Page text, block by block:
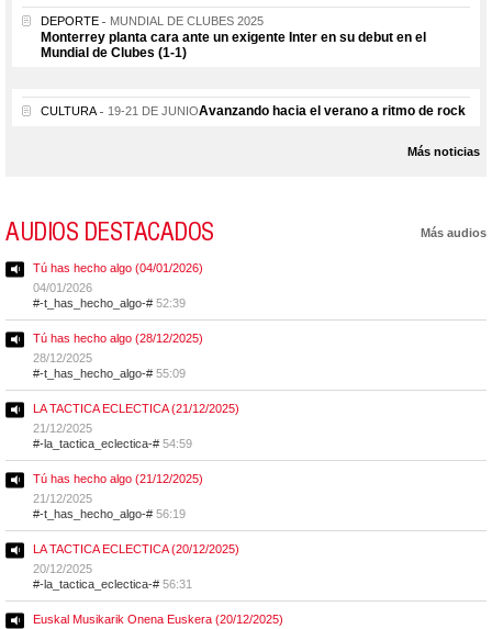
DEPORTE MUNDIAL DE CLUBES 2025
Monterrey planta cara ante un exigente Inter en su debut en el
Mundial de Clubes (1-1)
CULTURA 19-21 DE JUNIOAvanzando hacia el verano a ritmo de rock
Más noticias
AUDIOS DESTACADOS Más audios
Tú has hecho algo (04/01/2026)
04/01/2026
#-t_has_hecho_algo-# 52:39
Tú has hecho algo (28/12/2025)
28/12/2025
#-t_has_hecho_algo-# 55:09
LA TACTICA ECLECTICA (21/12/2025)
21/12/2025
#-la_tactica_eclectica-# 54:59
Tú has hecho algo (21/12/2025)
21/12/2025
#-t_has_hecho_algo-# 56:19
LA TACTICA ECLECTICA (20/12/2025)
20/12/2025
#-la_tactica_eclectica-# 56:31
Euskal Musikarik Onena Euskera (20/12/2025)